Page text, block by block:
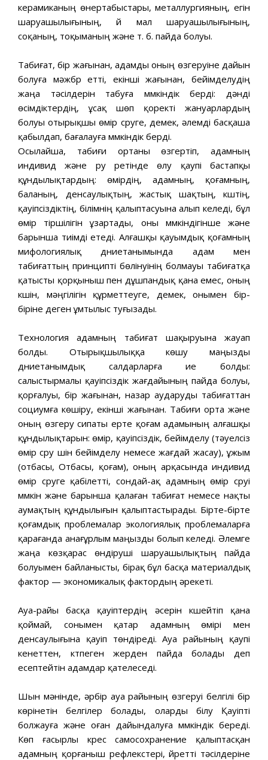
керамиканың өнертабыстары, металлургияның, егін
шаруашылығының, үй мал шаруашылығының,
соқаның, тоқыманың және т. б. пайда болуы.
Табиғат, бір жағынан, адамды оның өзгеруіне дайын
болуға мәжбүр етті, екінші жағынан, бейімделудің
жаңа тәсілдерін табуға мүмкіндік берді: дәнді
өсімдіктердің, ұсақ шөп қоректі жануарлардың
болуы отырықшы өмір сүруге, демек, әлемді басқаша
қабылдап, бағалауға мүмкіндік берді.
Осылайша, табиғи ортаны өзгертіп, адамның
индивид және ру ретінде өлу қаупі бастапқы
құндылықтардың: өмірдің, адамның, қоғамның,
баланың, денсаулықтың, жастық шақтың, күштің,
қауіпсіздіктің, білімнің қалыптасуына алып келеді, бұл
өмір тіршілігін ұзартады, оны мүмкіндігінше және
барынша тиімді етеді. Алғашқы қауымдық қоғамның
мифологиялық дүниетанымында адам мен
табиғаттың принципті бөлінуінің болмауы табиғатқа
қатысты қорқыныш пен дұшпандық қана емес, оның
күшін, мәңгілігін құрметтеуге, демек, онымен бір-
біріне деген ұмтылыс туғызады.
Технология адамның табиғат шақыруына жауап
болды. Отырықшылыққа көшу маңызды
дүниетанымдық салдарларға ие болды:
салыстырмалы қауіпсіздік жағдайының пайда болуы,
қорғалуы, бір жағынан, назар аударуды табиғаттан
социумға көшіру, екінші жағынан. Табиғи орта және
оның өзгеру сипаты ерте қоғам адамының алғашқы
құндылықтарын: өмір, қауіпсіздік, бейімделу (тәуелсіз
өмір сүру үшін бейімделу немесе жағдай жасау), ұжым
(отбасы, Отбасы, қоғам), оның арқасында индивид
өмір сүруге қабілетті, сондай-ақ адамның өмір сүруі
мүмкін және барынша қалаған табиғат немесе нақты
аумақтың құндылығын қалыптастырады. Бірте-бірте
қоғамдық проблемалар экологиялық проблемаларға
қарағанда анағұрлым маңызды болып келеді. Әлемге
жаңа көзқарас өндіруші шаруашылықтың пайда
болуымен байланысты, бірақ бұл басқа материалдық
фактор — экономикалық фактордың әрекеті.
Ауа-райы басқа қауіптердің әсерін күшейтіп қана
қоймай, сонымен қатар адамның өмірі мен
денсаулығына қауіп төндіреді. Ауа райының қаупі
кенеттен, күтпеген жерден пайда болады деп
есептейтін адамдар қателеседі.
Шын мәнінде, әрбір ауа райының өзгеруі белгілі бір
көрінетін белгілер болады, оларды білу Қауіпті
болжауға және оған дайындалуға мүмкіндік береді.
Көп ғасырлы күрес самосохранение қалыптасқан
адамның қорғаныш рефлекстері, үйретті тәсілдеріне